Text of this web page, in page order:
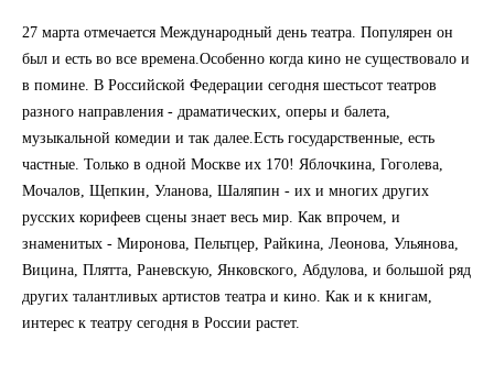
27 марта отмечается Международный день театра. Популярен он
был и есть во все времена.Особенно когда кино не существовало и
в помине. В Российской Федерации сегодня шестьсот театров
разного направления - драматических, оперы и балета,
музыкальной комедии и так далее.Есть государственные, есть
частные. Только в одной Москве их 170! Яблочкина, Гоголева,
Мочалов, Щепкин, Уланова, Шаляпин - их и многих других
русских корифеев сцены знает весь мир. Как впрочем, и
знаменитых - Миронова, Пельтцер, Райкина, Леонова, Ульянова,
Вицина, Плятта, Раневскую, Янковского, Абдулова, и большой ряд
других талантливых артистов театра и кино. Как и к книгам,
интерес к театру сегодня в России растет.